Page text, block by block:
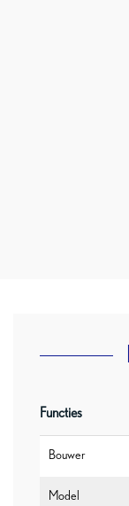
Functies
Bouwer
Model